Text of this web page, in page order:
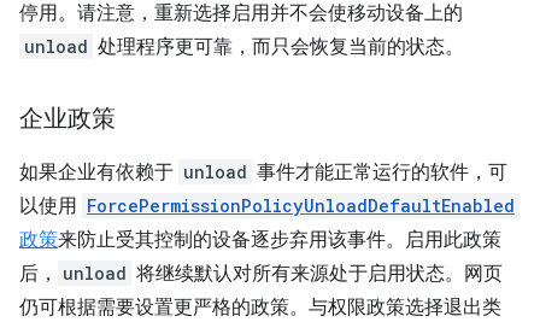
停用。请注意，重新选择启用并不会使移动设备上的
unload 处理程序更可靠，而只会恢复当前的状态。
企业政策
如果企业有依赖于 unload 事件才能正常运行的软件，可
以使用 ForcePermissionPolicyUnloadDefaultEnabled
政策来防止受其控制的设备逐步弃用该事件。启用此政策
后，
unload 将继续默认对所有来源处于启用状态。网页
仍可根据需要设置更严格的政策。与权限政策选择退出类